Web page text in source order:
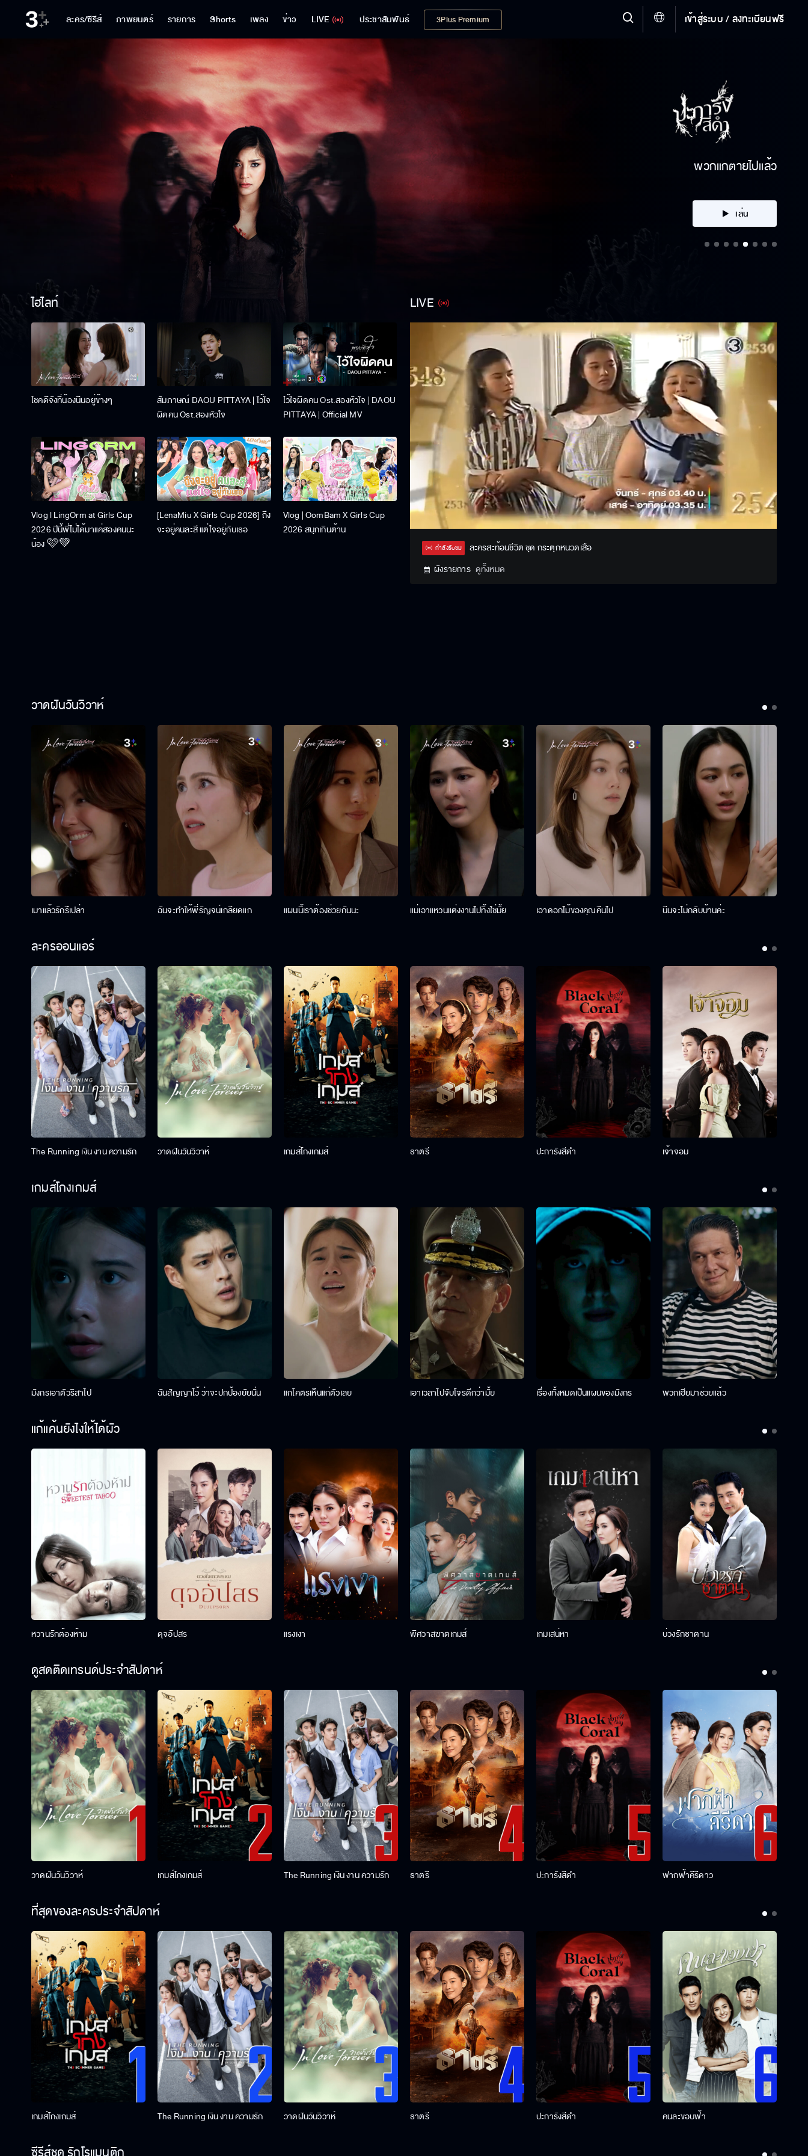
ละคร/ซีรีส์ ภาพยนตร์ รายการ Shorts เพลง ข่าว LIVE ประชาสัมพันธ์ 3Plus Premium เข้าสู่ระบบ / ลงทะเบียนฟรี
พวกแกตายไปแล้ว
ไฮไลท์
โชคดีจังที่น้องนีนอยู่ข้างๆ
สัมภาษณ์ DAOU PITTAYA | ไว้ใจ
ผิดคน Ost.สองหัวใจ
ไว้ใจผิดคน Ost.สองหัวใจ | DAOU
PITTAYA | Official MV
Vlog l LingOrm at Girls Cup
2026 ปีนี้พี่ไม่ได้มาแค่สองคนนะ
น้อง 🩷💚
[LenaMiu X Girls Cup 2026] ถึง
จะอยู่คนละสี แต่ใจอยู่กับเธอ
Vlog | OomBam X Girls Cup
2026 สนุกเกินต้าน
LIVE
UnmuteStream
Type
กำลังรับชม
ละครสะท้อนชีวิต ชุด กระตุกหนวดเสือ
ผังรายการ ดูทั้งหมด
วาดฝันวันวิวาห์
เมาแล้วรักรึเปล่า ฉันจะทำให้พี่รัญจน์เกลียดแก แผนนี้เราต้องช่วยกันนะ แม่เอาแหวนแต่งงานไปทิ้งใช่มั้ย เอาดอกไม้ของคุณคืนไป นีนจะไม่กลับบ้านค่ะ
ละครออนแอร์
The Running เงิน งาน ความรัก วาดฝันวันวิวาห์ เกมส์โกงเกมส์ ธาตรี ปะการังสีดำ เจ้าจอม
เกมส์โกงเกมส์
มังกรเอาตัวริสาไป ฉันสัญญาไว้ ว่าจะปกป้องยัยนั่น แกโคตรเห็นแก่ตัวเลย เอาเวลาไปจับโจรดีกว่ามั้ย เรื่องทั้งหมดเป็นแผนของมังกร พวกเฮียมาช่วยแล้ว
แก้แค้นยังไงให้ได้ผัว
หวานรักต้องห้าม ดุจอัปสร แรงเงา พิศวาสฆาตเกมส์ เกมเสน่หา บ่วงรักซาตาน
ดูสดติดเทรนด์ประจำสัปดาห์
วาดฝันวันวิวาห์ เกมส์โกงเกมส์ The Running เงิน งาน ความรัก ธาตรี ปะการังสีดำ ฟากฟ้าคีรีดาว
ที่สุดของละครประจำสัปดาห์
เกมส์โกงเกมส์ The Running เงิน งาน ความรัก วาดฝันวันวิวาห์ ธาตรี ปะการังสีดำ คนละขอบฟ้า